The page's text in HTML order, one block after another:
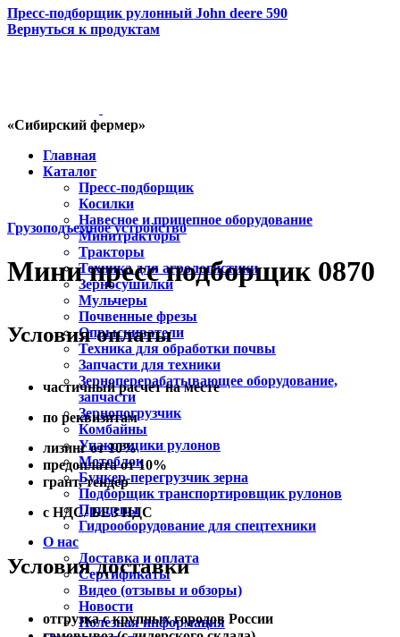
«Сибирский фермер»
Главная
Каталог
Пресс-подборщик
Косилки
Навесное и прицепное оборудование
Минитракторы
Тракторы
Техника для агрологистики
Зерносушилки
Мульчеры
Почвенные фрезы
Опрыскиватели
Техника для обработки почвы
Запчасти для техники
Зерноперерабатывающее оборудование,
запчасти
Зернопогрузчик
Комбайны
Упаковщики рулонов
Мотоблок
Бункер-перегрузчик зерна
Подборщик транспортировщик рулонов
Прицепы
Гидрооборудование для спецтехники
О нас
Доставка и оплата
Сертификаты
Видео (отзывы и обзоры)
Новости
Полезная информация
Пресс-подборщик рулонный John deere 590
Вернуться к продуктам
Грузоподъемное устройство
Мини пресс подборщик 0870
Условия оплаты
частичный расчет на месте
по реквизитам
лизинг от 10%
предоплата от 10%
грант, тендер
с НДС/ БЕЗ НДС
Условия доставки
отгрузка с крупных городов России